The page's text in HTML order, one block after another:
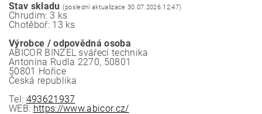
Stav skladu (poslední aktualizace 30.07.2026 12:47)
Chrudim: 3 ks
Chotěboř: 13 ks
Výrobce / odpovědná osoba
ABICOR BINZEL svářecí technika
Antonína Rudla 2270, 50801
50801 Hořice
Česká republika
Tel: 493621937
WEB: https://www.abicor.cz/